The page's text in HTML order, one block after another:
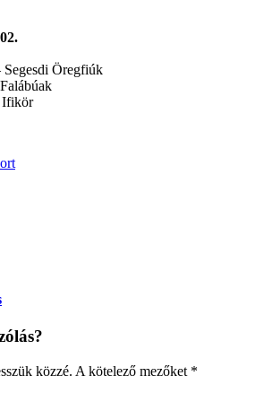
Öregfiúk
Ifikör
közzé. A kötelező mezőket *